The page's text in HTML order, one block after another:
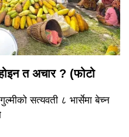
त अचार ? (फोटो
सत्यवती ८ भार्सेमा बेच्न